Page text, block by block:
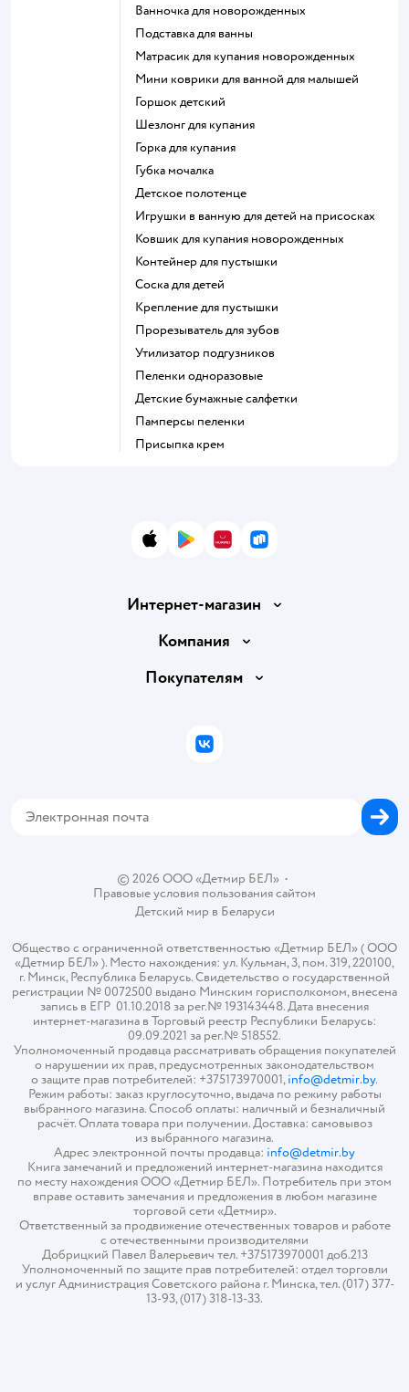
ванночка для новорожденных
подставка для ванны
матрасик для купания новорожденных
мини коврики для ванной для малышей
горшок детский
шезлонг для купания
горка для купания
губка мочалка
детское полотенце
игрушки в ванную для детей на присосках
ковшик для купания новорожденных
контейнер для пустышки
соска для детей
крепление для пустышки
прорезыватель для зубов
утилизатор подгузников
пеленки одноразовые
детские бумажные салфетки
памперсы пеленки
присыпка крем
App StoreGoogle Play
AppGallery
RuStore
Интернет-магазин
Доставка и оплата
Правила продажи
Политика использования файлов cookie
Компания
Вакансии
Покупателям
Бонусные карты
© 2026 ООО «Детмир БЕЛ»•
Правовые условия пользования сайтом
Детский мир в Беларуси
Общество с ограниченной ответственностью «Детмир БЕЛ» ( ООО
«Детмир БЕЛ» ). Место нахождения: ул. Кульман, 3, пом. 319, 220100,
г. Минск, Республика Беларусь. Свидетельство о государственной
регистрации № 0072500 выдано Минским горисполкомом, внесена
запись в ЕГР 01.10.2018 за рег.№ 193143448. Дата внесения
интернет-магазина в Торговый реестр Республики Беларусь:
09.09.2021 за рег.№ 518552.
Уполномоченный продавца рассматривать обращения покупателей
о нарушении их прав, предусмотренных законодательством
о защите прав потребителей: +375173970001,info@detmir.by.
Режим работы: заказ круглосуточно, выдача по режиму работы
выбранного магазина. Способ оплаты: наличный и безналичный
расчёт. Оплата товара при получении. Доставка: самовывоз
из выбранного магазина.
Адрес электронной почты продавца: info@detmir.by
Книга замечаний и предложений интернет-магазина находится
по месту нахождения ООО «Детмир БЕЛ». Потребитель при этом
вправе оставить замечания и предложения в любом магазине
торговой сети «Детмир».
Ответственный за продвижение отечественных товаров и работе
с отечественными производителями
Добрицкий Павел Валерьевич тел. +375173970001 доб.213
Уполномоченный по защите прав потребителей: отдел торговли
и услуг Администрация Советского района г. Минска, тел. (017) 377-
13-93, (017) 318-13-33.
ВКонтакте